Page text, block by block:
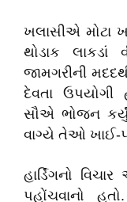
ખલાસીએ મોટા
થોડાક લાકડાં
જામગરીની
દેવતા
સૌએ ભોજન
વાગ્યે તેઓ ખાઈ-
હાર્ડિંગનો
પહોંચવાનો